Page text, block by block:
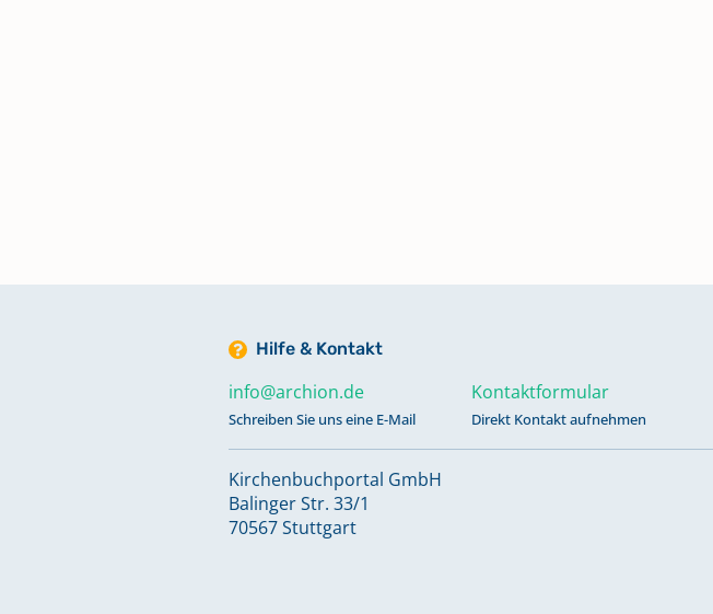
Hilfe & Kontakt
info@archion.de
Schreiben Sie uns eine E-Mail
Kontaktformular
Direkt Kontakt aufnehmen
Kirchenbuchportal GmbH
Balinger Str. 33/1
70567 Stuttgart